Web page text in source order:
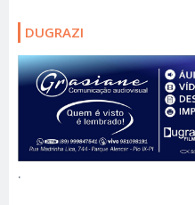
DUGRAZI
.